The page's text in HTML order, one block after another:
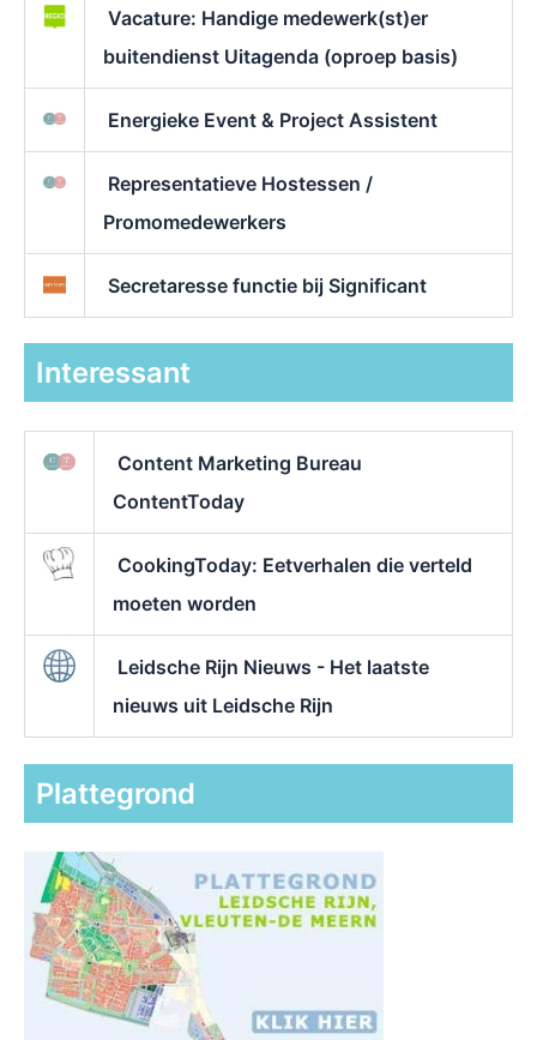
Vacature: Handige medewerk(st)er
buitendienst Uitagenda (oproep basis)
Energieke Event & Project Assistent
Representatieve Hostessen /
Promomedewerkers
Secretaresse functie bij Significant
Interessant
Content Marketing Bureau
ContentToday
CookingToday: Eetverhalen die verteld
moeten worden
Leidsche Rijn Nieuws - Het laatste
nieuws uit Leidsche Rijn
Plattegrond